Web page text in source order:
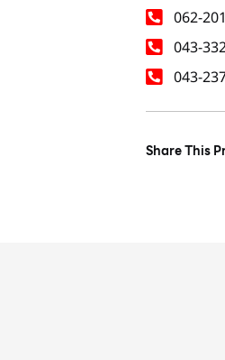
062-
043-
043-
Share This